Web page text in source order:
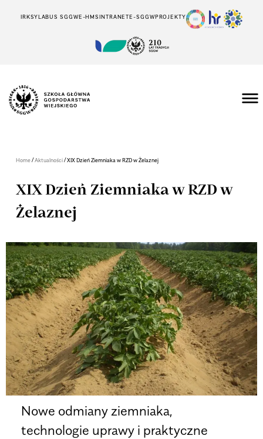
IRKSYLABUS SGGWE-HMSINTRANETE-SGGWPROJEKTY
Home/Aktualności/XIX Dzień Ziemniaka w RZD w Żelaznej
XIX Dzień Ziemniaka w RZD w
Żelaznej
Nowe odmiany ziemniaka,
technologie uprawy i praktyczne